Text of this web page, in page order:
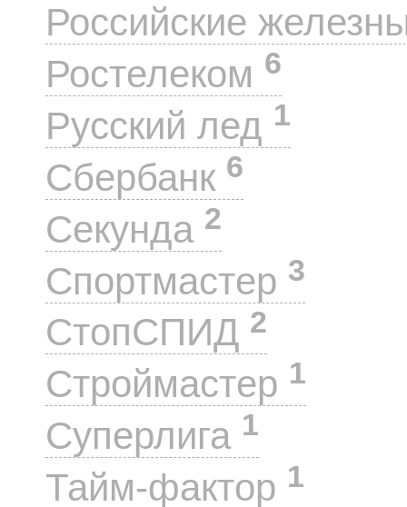
Российские
Ростелеком 6
Русский лед 1
Сбербанк 6
Секунда 2
Спортмастер 3
СтопСПИД 2
Строймастер 1
Суперлига 1
Тайм-фактор 1